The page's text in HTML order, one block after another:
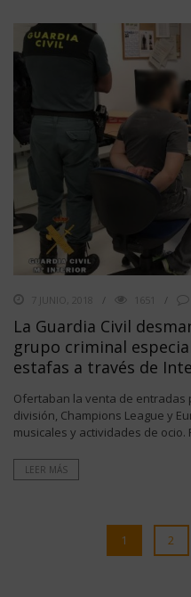
7 JUNIO, 2018 1651
La Guardia Civil
grupo criminal
estafas a través de
Ofertaban la venta de
división, Champions League y
musicales y actividades de ocio.
LEER MÁS
1 2